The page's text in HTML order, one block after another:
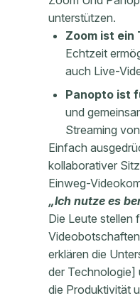
unterstützen.
Zoom ist ein
Echtzeit
auch Live-
Panopto ist
und
Streaming
Einfach
kollaborativer
Einweg-
„Ich nutze es
Die Leute stellen
erklären die
der Technologie]
die Produktivität